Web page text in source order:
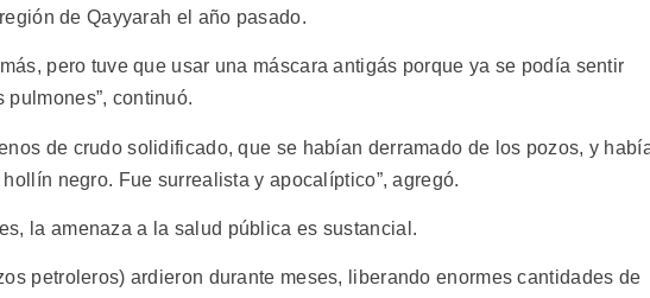
de Qayyarah el año pasado.
pero tuve que usar una máscara antigás porque ya se podía sentir
continuó.
de crudo solidificado, que se habían derramado de los pozos, y
negro. Fue surrealista y apocalíptico”, agregó.
la amenaza a la salud pública es sustancial.
petroleros) ardieron durante meses, liberando enormes cantidades de